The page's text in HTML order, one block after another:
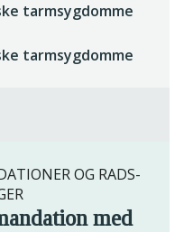
tarmsygdomme
tarmsygdomme
OG RADS-
med